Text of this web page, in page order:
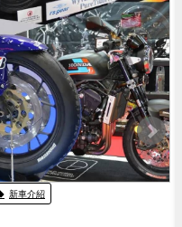
新車介紹